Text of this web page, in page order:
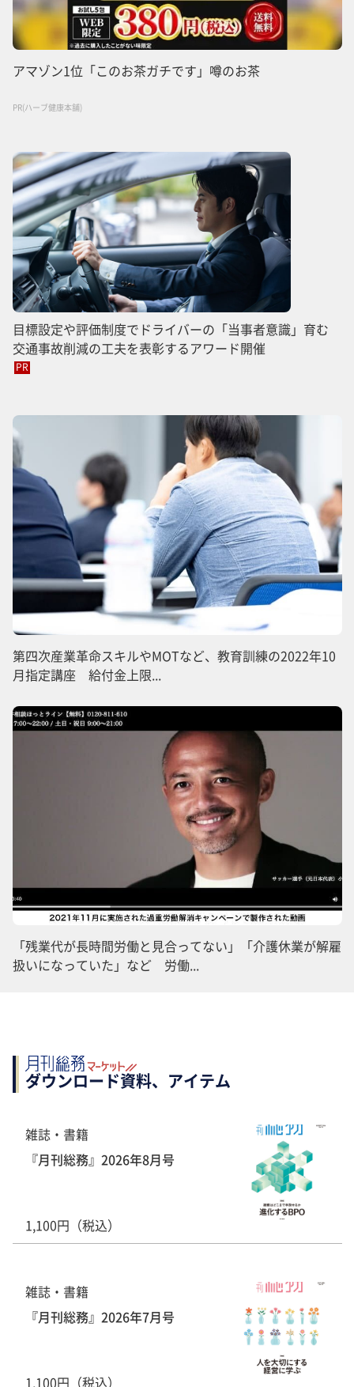
アマゾン1位「このお茶ガチです」噂のお茶
PR(ハーブ健康本舗)
目標設定や評価制度でドライバーの「当事者意識」育む
交通事故削減の工夫を表彰するアワード開催
PR
第四次産業革命スキルやMOTなど、教育訓練の2022年10
月指定講座 給付金上限...
「残業代が長時間労働と見合ってない」「介護休業が解雇
扱いになっていた」など 労働...
ダウンロード資料、アイテム
雑誌・書籍
『月刊総務』2026年8月号
1,100円（税込）
雑誌・書籍
『月刊総務』2026年7月号
1,100円（税込）